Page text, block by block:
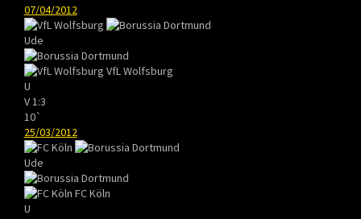
07/04/2012
Ude
VfL Wolfsburg
U
V 1:3
10`
25/03/2012
Ude
FC Köln
U